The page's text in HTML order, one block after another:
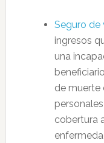
Seguro de
ingresos
una
de muerte
cobertura